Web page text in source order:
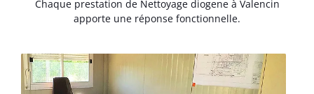
Chaque prestation de Nettoyage diogene à Valencin
apporte une réponse fonctionnelle.